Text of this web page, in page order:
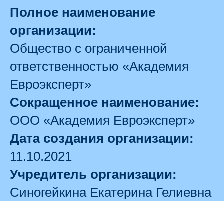
Полное наименование
организации:
Общество с ограниченной
ответственностью «Академия
Евроэксперт»
Сокращенное наименование:
ООО «Академия Евроэксперт»
Дата создания организации:
11.10.2021
Учредитель организации:
Синогейкина Екатерина Гелиевна